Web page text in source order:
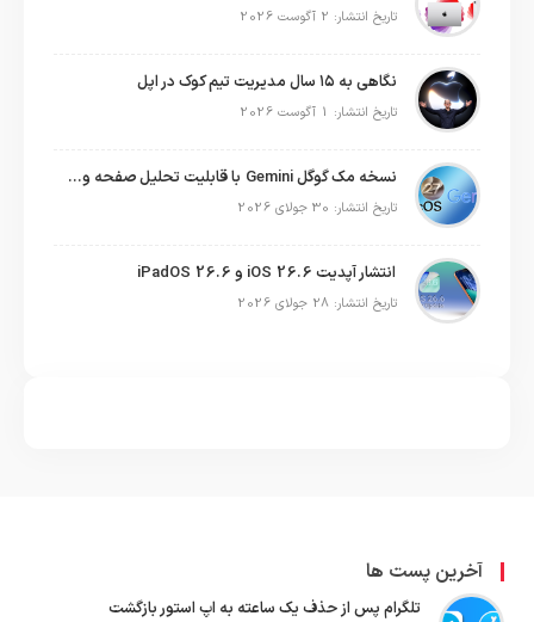
تاریخ انتشار: 2 آگوست 2026
نگاهی به ۱۵ سال مدیریت تیم کوک در اپل
تاریخ انتشار: 1 آگوست 2026
نسخه مک گوگل Gemini با قابلیت تحلیل صفحه و دستورات صوتی در به‌روزرسانی جدید
تاریخ انتشار: 30 جولای 2026
انتشار آپدیت iOS 26.6 و iPadOS 26.6
تاریخ انتشار: 28 جولای 2026
آخرین پست ها
تلگرام پس از حذف یک ساعته به اپ استور بازگشت